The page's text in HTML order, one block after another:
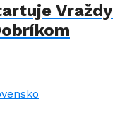
Vraždy